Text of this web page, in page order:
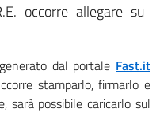
occorre allegare su
dal portale Fast.it
stamparlo, firmarlo e
sarà possibile caricarlo sul